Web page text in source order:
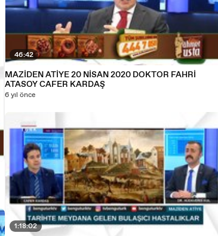
46:42
MAZİDEN ATİYE 20 NİSAN 2020 DOKTOR FAHRİ
ATASOY CAFER KARDAŞ
6 yıl önce
1:18:02